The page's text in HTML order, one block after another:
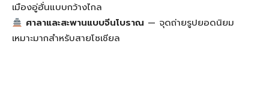
เมืองอู่ฮั่นแบบกว้างไกล
ศาลาและสะพานแบบจีนโบราณ — จุดถ่ายรูปยอดนิยม
เหมาะมากสำหรับสายโซเชียล